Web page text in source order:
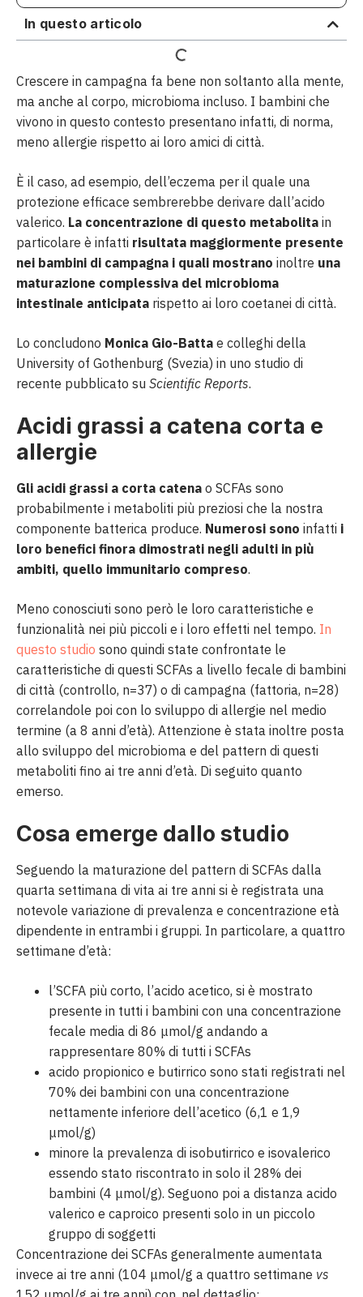
In questo articolo
Crescere in campagna fa bene non soltanto alla mente,
ma anche al corpo, microbioma incluso. I bambini che
vivono in questo contesto presentano infatti, di norma,
meno allergie rispetto ai loro amici di città.
È il caso, ad esempio, dell’eczema per il quale una
protezione efficace sembrerebbe derivare dall’acido
valerico. La concentrazione di questo metabolita in
particolare è infatti risultata maggiormente presente
nei bambini di campagna i quali mostrano inoltre una
maturazione complessiva del microbioma
intestinale anticipata rispetto ai loro coetanei di città.
Lo concludono Monica Gio-Batta e colleghi della
University of Gothenburg (Svezia) in uno studio di
recente pubblicato su Scientific Reports.
Acidi grassi a catena corta e
allergie
Gli acidi grassi a corta catena o SCFAs sono
probabilmente i metaboliti più preziosi che la nostra
componente batterica produce. Numerosi sono infatti i
loro benefici finora dimostrati negli adulti in più
ambiti, quello immunitario compreso.
Meno conosciuti sono però le loro caratteristiche e
funzionalità nei più piccoli e i loro effetti nel tempo. In
questo studio sono quindi state confrontate le
caratteristiche di questi SCFAs a livello fecale di bambini
di città (controllo, n=37) o di campagna (fattoria, n=28)
correlandole poi con lo sviluppo di allergie nel medio
termine (a 8 anni d’età). Attenzione è stata inoltre posta
allo sviluppo del microbioma e del pattern di questi
metaboliti fino ai tre anni d’età. Di seguito quanto
emerso.
Cosa emerge dallo studio
Seguendo la maturazione del pattern di SCFAs dalla
quarta settimana di vita ai tre anni si è registrata una
notevole variazione di prevalenza e concentrazione età
dipendente in entrambi i gruppi. In particolare, a quattro
settimane d’età:
l’SCFA più corto, l’acido acetico, si è mostrato
presente in tutti i bambini con una concentrazione
fecale media di 86 μmol/g andando a
rappresentare 80% di tutti i SCFAs
acido propionico e butirrico sono stati registrati nel
70% dei bambini con una concentrazione
nettamente inferiore dell’acetico (6,1 e 1,9
μmol/g)
minore la prevalenza di isobutirrico e isovalerico
essendo stato riscontrato in solo il 28% dei
bambini (4 μmol/g). Seguono poi a distanza acido
valerico e caproico presenti solo in un piccolo
gruppo di soggetti
Concentrazione dei SCFAs generalmente aumentata
invece ai tre anni (104 μmol/g a quattro settimane vs